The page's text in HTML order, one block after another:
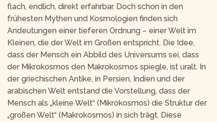
flach, endlich, direkt erfahrbar. Doch schon in den
frühesten Mythen und Kosmologien finden sich
Andeutungen einer tieferen Ordnung – einer Welt im
Kleinen, die der Welt im Großen entspricht. Die Idee,
dass der Mensch ein Abbild des Universums sei, dass
der Mikrokosmos den Makrokosmos spiegle, ist uralt. In
der griechischen Antike, in Persien, Indien und der
arabischen Welt entstand die Vorstellung, dass der
Mensch als „kleine Welt“ (Mikrokosmos) die Struktur der
„großen Welt“ (Makrokosmos) in sich trägt. Diese